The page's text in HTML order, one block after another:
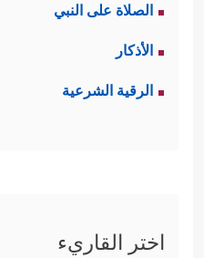
الصلاة على النبي
الأذكار
الرقية الشرعية
اختر القاريء